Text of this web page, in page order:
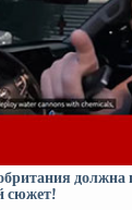
должна
сюжет!